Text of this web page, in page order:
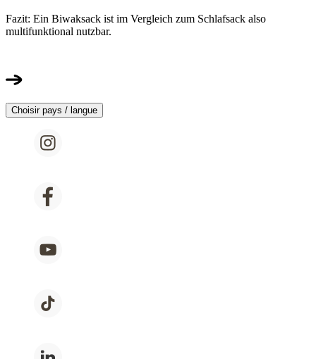
Fazit: Ein Biwaksack ist im Vergleich zum Schlafsack also
multifunktional nutzbar.
Choisir pays / langue